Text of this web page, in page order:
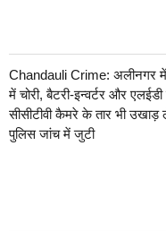
Chandauli Crime: अलीनगर
में चोरी, बैटरी-इन्वर्टर और
सीसीटीवी कैमरे के तार भी उखाड़
पुलिस जांच में जुटी